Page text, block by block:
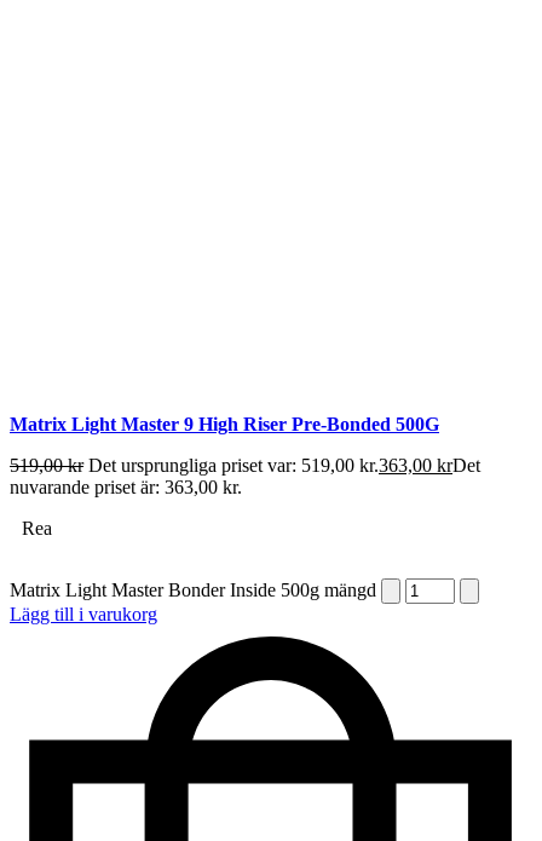
Matrix Light Master 9 High Riser Pre-Bonded 500G
519,00kr Det ursprungliga priset var: 519,00 kr.363,00 krDet
nuvarande priset är: 363,00 kr.
Rea
Matrix Light Master Bonder Inside 500g mängd
Lägg till i varukorg